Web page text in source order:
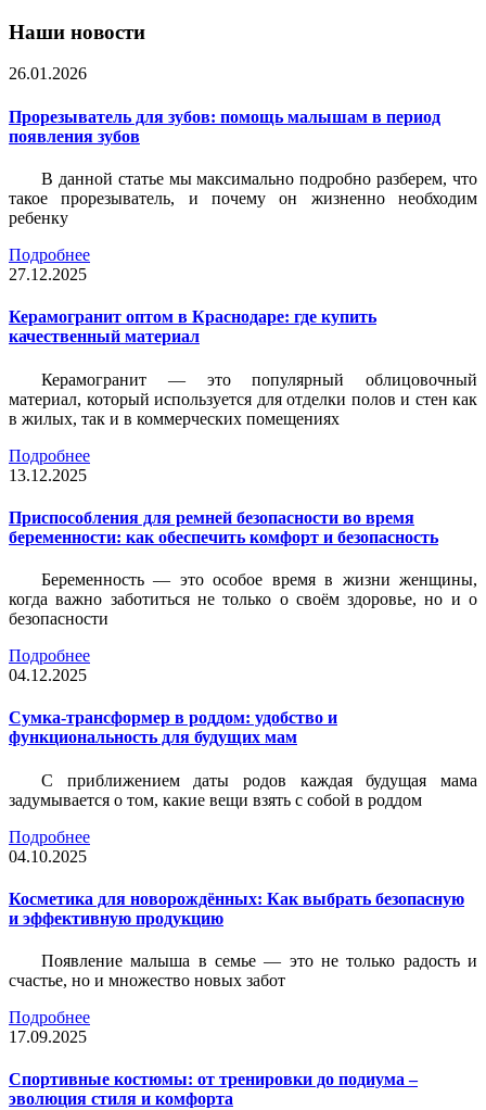
Наши новости
26.01.2026
Прорезыватель для зубов: помощь малышам в период
появления зубов
В данной статье мы максимально подробно разберем, что
такое прорезыватель, и почему он жизненно необходим
ребенку
Подробнее
27.12.2025
Керамогранит оптом в Краснодаре: где купить
качественный материал
Керамогранит — это популярный облицовочный
материал, который используется для отделки полов и стен как
в жилых, так и в коммерческих помещениях
Подробнее
13.12.2025
Приспособления для ремней безопасности во время
беременности: как обеспечить комфорт и безопасность
Беременность — это особое время в жизни женщины,
когда важно заботиться не только о своём здоровье, но и о
безопасности
Подробнее
04.12.2025
Сумка-трансформер в роддом: удобство и
функциональность для будущих мам
С приближением даты родов каждая будущая мама
задумывается о том, какие вещи взять с собой в роддом
Подробнее
04.10.2025
Косметика для новорождённых: Как выбрать безопасную
и эффективную продукцию
Появление малыша в семье — это не только радость и
счастье, но и множество новых забот
Подробнее
17.09.2025
Спортивные костюмы: от тренировки до подиума –
эволюция стиля и комфорта